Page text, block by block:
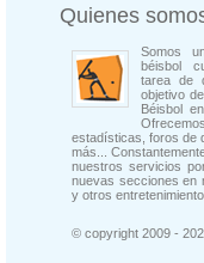
Quienes
Somos
béisbol
tarea de
objetivo
Béisbol
estadísticas, foros de
más...
nuestros servicios
nuevas secciones en
y otros
© copyright 2009 -